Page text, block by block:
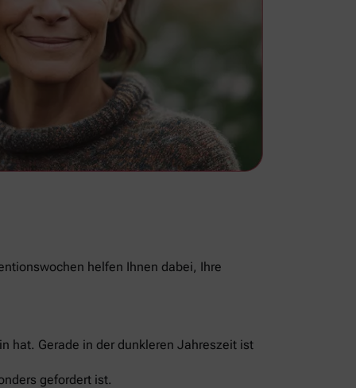
helfen Ihnen dabei, Ihre
hat. Gerade in der dunkleren Jahreszeit ist
gefordert ist.